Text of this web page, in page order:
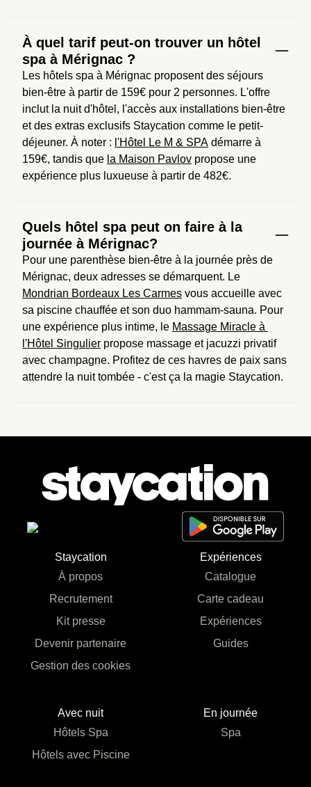
À quel tarif peut-on trouver un hôtel
spa à Mérignac ?
Les hôtels spa à Mérignac proposent des séjours
bien-être à partir de 159€ pour 2 personnes. L'offre
inclut la nuit d'hôtel, l'accès aux installations bien-être
et des extras exclusifs Staycation comme le petit-
déjeuner. À noter : l'Hôtel Le M & SPA démarre à
159€, tandis que la Maison Pavlov propose une
expérience plus luxueuse à partir de 482€.
Quels hôtel spa peut on faire à la
journée à Mérignac?
Pour une parenthèse bien-être à la journée près de
Mondrian Bordeaux Les Carmes vous accueille avec
sa piscine chauffée et son duo hammam-sauna. Pour
une expérience plus intime, le Massage Miracle à
l'Hôtel Singulier propose massage et jacuzzi privatif
avec champagne. Profitez de ces havres de paix sans
attendre la nuit tombée - c'est ça la magie Staycation.
Staycation
À propos
Recrutement
Kit presse
Devenir partenaire
Gestion des cookies
Expériences
Catalogue
Carte cadeau
Expériences
Guides
Avec nuit
Hôtels Spa
Hôtels avec Piscine
En journée
Spa